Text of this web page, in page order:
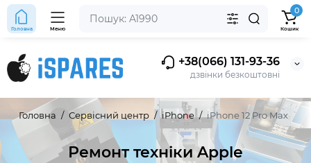
+38(066) 131-93-36
дзвінки безкоштовні
Головна Меню
0
Кошик
Головна Сервісний центр iPhone iPhone 12 Pro Max
Ремонт техніки Apple